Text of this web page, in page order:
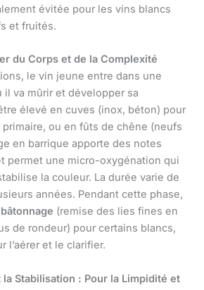
évitée pour les vins blancs
et fruités.
du Corps et de la Complexité
le vin jeune entre dans une
il va mûrir et développer sa
élevé en cuves (inox, béton) pour
ou en fûts de chêne (neufs
en barrique apporte des notes
permet une micro-oxygénation qui
la couleur. La durée varie de
années. Pendant cette phase,
bâtonnage (remise des lies fines en
de rondeur) pour certains blancs,
l’aérer et le clarifier.
Stabilisation : Pour la Limpidité et